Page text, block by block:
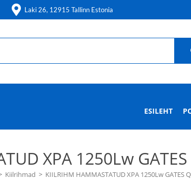
Laki 26, 12915 Tallinn Estonia
ESILEHT
XPA 1250Lw
Kiilrihmad > KIILRIHM HAMMASTATUD XPA 1250Lw GATES